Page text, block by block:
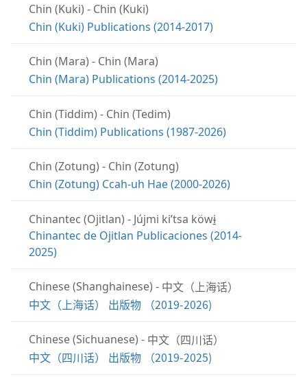
Chin (Kuki) - Chin (Kuki)
Chin (Kuki) Publications (2014-2017)
Chin (Mara) - Chin (Mara)
Chin (Mara) Publications (2014-2025)
Chin (Tiddim) - Chin (Tedim)
Chin (Tiddim) Publications (1987-2026)
Chin (Zotung) - Chin (Zotung)
Chin (Zotung) Ccah-uh Hae (2000-2026)
Chinantec (Ojitlan) - Jújmi kiʼtsa köwɨ̱
Chinantec de Ojitlan Publicaciones (2014-
2025)
Chinese (Shanghainese) - 中文（上海话）
中文（上海话） 出版物 （2019-2026)
Chinese (Sichuanese) - 中文（四川话）
中文（四川话） 出版物 （2019-2025)